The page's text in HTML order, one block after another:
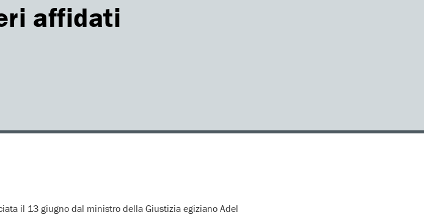
affidati
il 13 giugno dal ministro della Giustizia egiziano Adel